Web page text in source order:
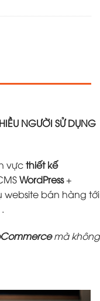
NGƯỜI SỬ DỤNG
vựcthiết kế
WordPress+
website bán hàng tới
mà không